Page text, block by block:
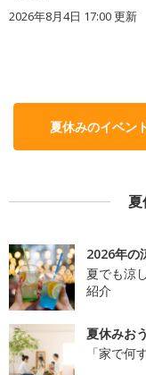
2026年8月4日 17:00更新
夏休みのイベン
夏
2026年の
夏でも涼
紹介
夏休みお
「家で何